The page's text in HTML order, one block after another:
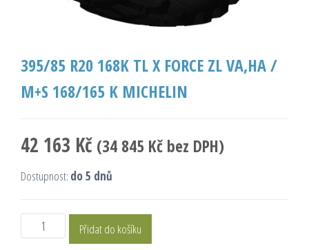
395/85 R20 168K TL X FORCE ZL VA,HA /
M+S 168/165 K MICHELIN
42 163 Kč (34 845 Kč bez DPH)
Dostupnost: do 5 dnů
Přidat do košíku